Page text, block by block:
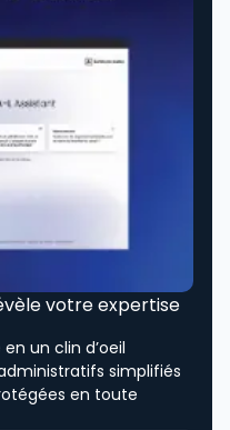
votre expertise
un clin d’oeil
simplifiés
en toute